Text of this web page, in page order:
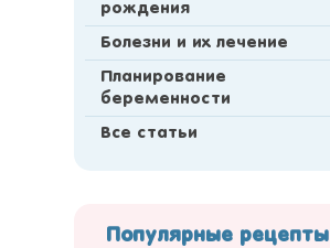
рождения
Болезни и их лечение
Планирование
беременности
Все статьи
Популярные рецепты